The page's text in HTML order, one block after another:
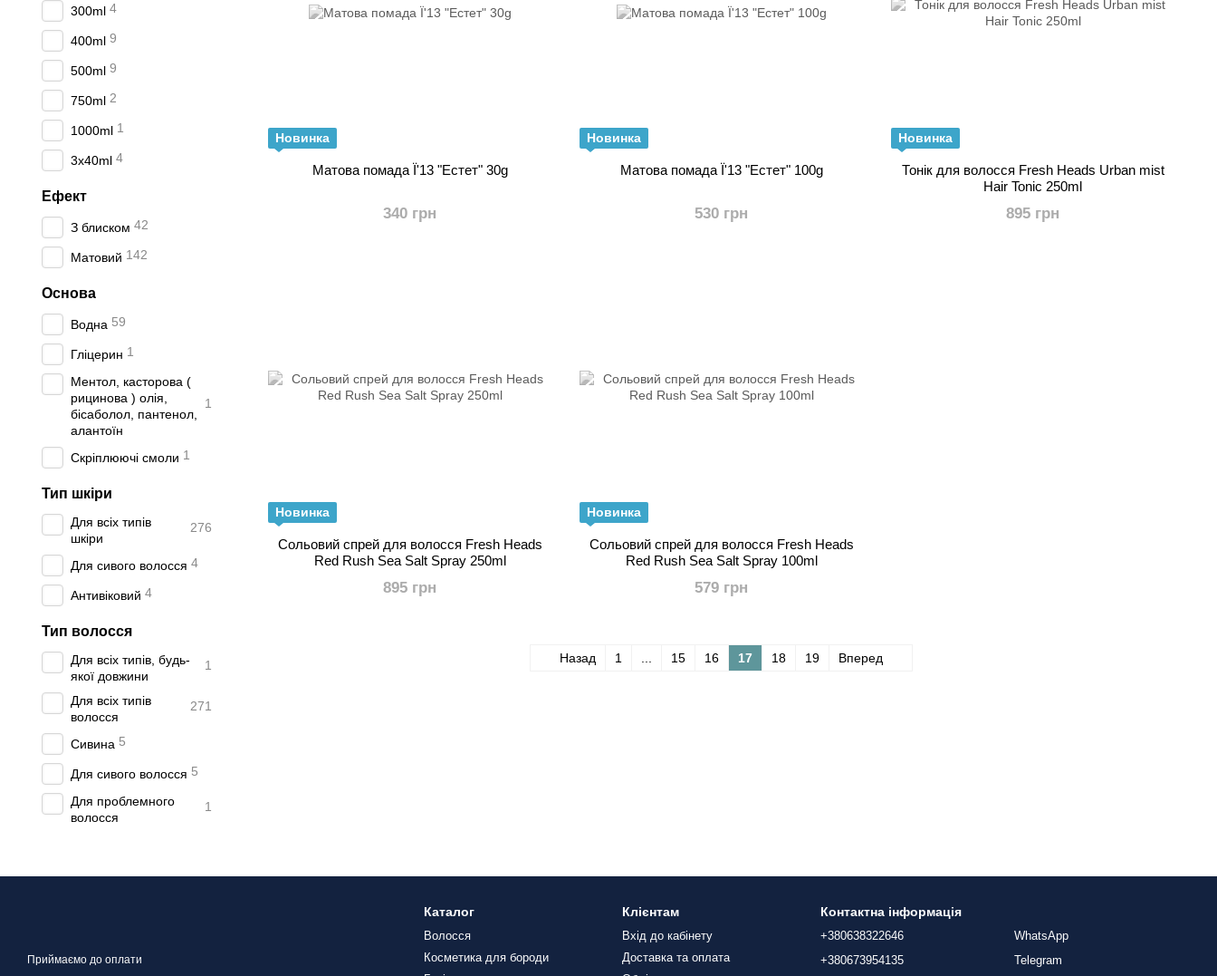
Новинка
Матова помада Ї'13 "Естет" 30g
340 грн
Новинка
Матова помада Ї'13 "Естет" 100g
530 грн
Новинка
Тонік для волосся Fresh Heads Urban mist
Hair Tonic 250ml
895 грн
Новинка
Сольовий спрей для волосся Fresh Heads
Red Rush Sea Salt Spray 250ml
895 грн
Новинка
Сольовий спрей для волосся Fresh Heads
Red Rush Sea Salt Spray 100ml
579 грн
Назад 1 15 16 17 18 19 Вперед
300ml 4
400ml 9
500ml 9
750ml 2
1000ml 1
3x40ml 4
Ефект
З блиском 42
Матовий 142
Основа
Водна 59
Гліцерин 1
Ментол, касторова (
рицинова ) олія,
бісаболол, пантенол,
алантоїн
1
Скріплюючі смоли 1
Тип шкіри
Для всіх типів
шкіри
276
Для сивого волосся 4
Антивіковий 4
Тип волосся
Для всіх типів, будь-
якої довжини
1
Для всіх типів
волосся
271
Сивина 5
Для сивого волосся 5
Для проблемного
волосся
1
Приймаємо до оплати
Каталог
Волосся
Косметика для бороди
Клієнтам
Вхід до кабінету
Доставка та оплата
Контактна інформація
+380638322646
+380673954135
WhatsApp
Telegram